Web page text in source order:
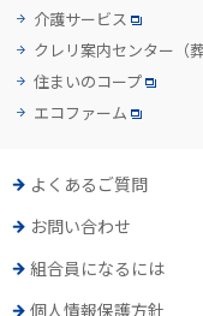
介護サービス
クレリ案内センター （
住まいのコープ
エコファーム
よくあるご質問
お問い合わせ
組合員になるには
個人情報保護方針